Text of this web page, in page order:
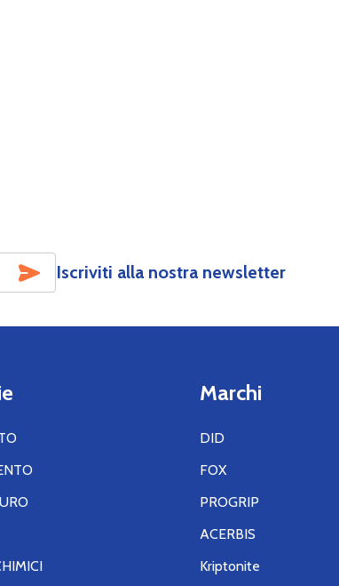
SOTTOSCRIVI
Iscriviti alla nostra newsletter
Marchi
DID
FOX
PROGRIP
ACERBIS
Kriptonite